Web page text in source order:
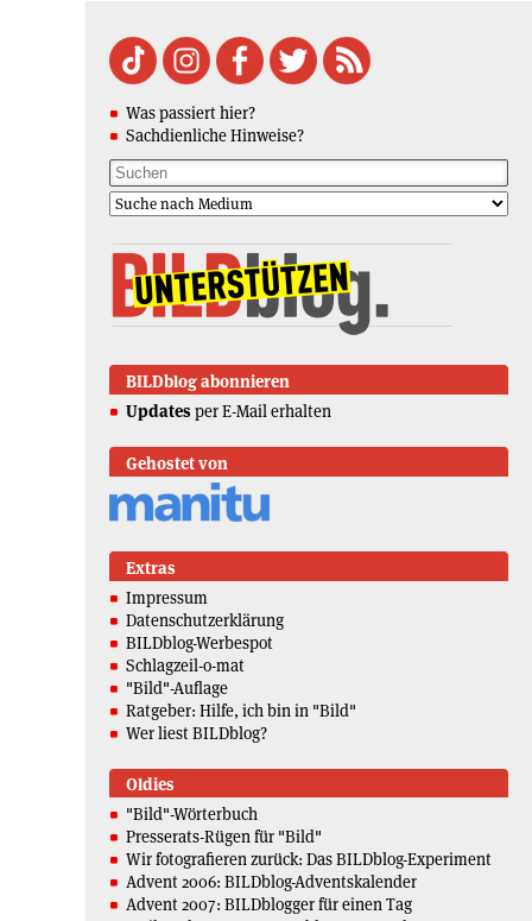
Was passiert hier?
Sachdienliche Hinweise?
BILDblog abonnieren
Updates per E-Mail erhalten
Gehostet von
Extras
Impressum
Datenschutzerklärung
BILDblog-Werbespot
Schlagzeil-o-mat
"Bild"-Auflage
Ratgeber: Hilfe, ich bin in "Bild"
Wer liest BILDblog?
Oldies
"Bild"-Wörterbuch
Presserats-Rügen für "Bild"
Wir fotografieren zurück: Das BILDblog-Experiment
Advent 2006: BILDblog-Adventskalender
Advent 2007: BILDblogger für einen Tag